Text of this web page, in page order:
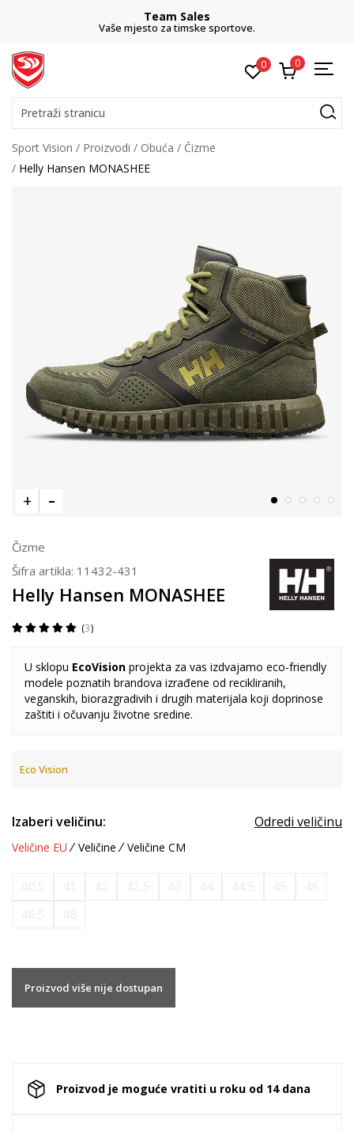
Team Sales
Vaše mjesto za timske sportove.
0 0
Pretraži stranicu
Sport Vision Proizvodi Obuća
Čizme
Helly Hansen MONASHEE
Čizme
Šifra artikla: 11432-431
Helly Hansen MONASHEE
3
U sklopu EcoVision projekta za vas izdvajamo eco-friendly
modele poznatih brandova izrađene od recikliranih,
veganskih, biorazgradivih i drugih materijala koji doprinose
zaštiti i očuvanju životne sredine.
Eco Vision
Izaberi veličinu: Odredi veličinu
Veličine EU Veličine Veličine CM
Proizvod više nije dostupan
Proizvod je moguće vratiti u roku od 14 dana